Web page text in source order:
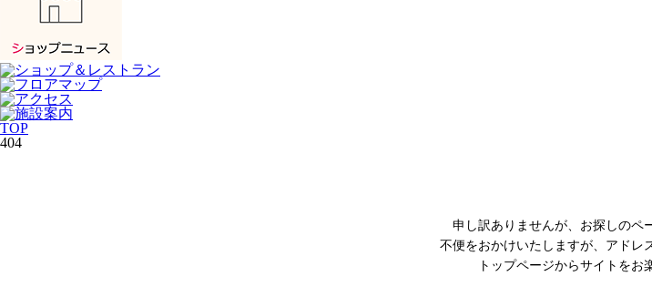
TOP
404
申し訳ありませんが、お探しのペ
不便をおかけいたしますが、アドレ
トップページからサイトをお